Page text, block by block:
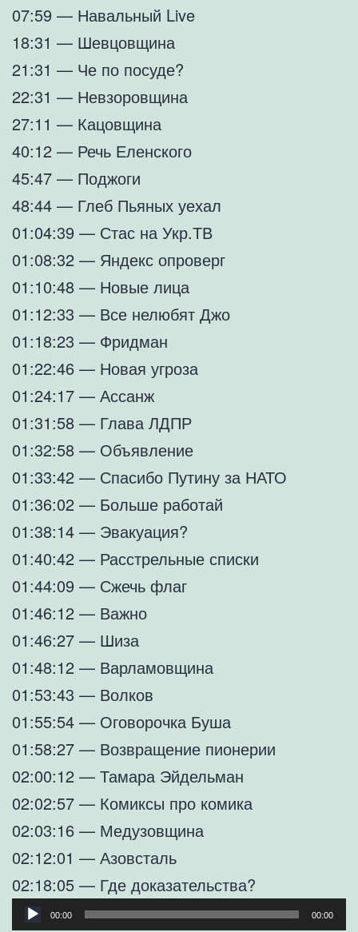
07:59 — Навальный Live
18:31 — Шевцовщина
21:31 — Че по посуде?
22:31 — Невзоровщина
27:11 — Кацовщина
40:12 — Речь Еленского
45:47 — Поджоги
48:44 — Глеб Пьяных уехал
01:04:39 — Стас на Укр.ТВ
01:08:32 — Яндекс опроверг
01:10:48 — Новые лица
01:12:33 — Все нелюбят Джо
01:18:23 — Фридман
01:22:46 — Новая угроза
01:24:17 — Ассанж
01:31:58 — Глава ЛДПР
01:32:58 — Объявление
01:33:42 — Спасибо Путину за НАТО
01:36:02 — Больше работай
01:38:14 — Эвакуация?
01:40:42 — Расстрельные списки
01:44:09 — Сжечь флаг
01:46:12 — Важно
01:46:27 — Шиза
01:48:12 — Варламовщина
01:53:43 — Волков
01:55:54 — Оговорочка Буша
01:58:27 — Возвращение пионерии
02:00:12 — Тамара Эйдельман
02:02:57 — Комиксы про комика
02:03:16 — Медузовщина
02:12:01 — Азовсталь
02:18:05 — Где доказательства?
Аудиоплеер
00:00 00:00